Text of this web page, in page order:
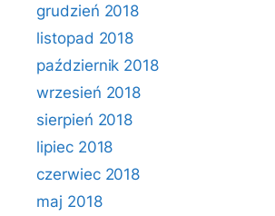
grudzień 2018
listopad 2018
październik 2018
wrzesień 2018
sierpień 2018
lipiec 2018
czerwiec 2018
maj 2018